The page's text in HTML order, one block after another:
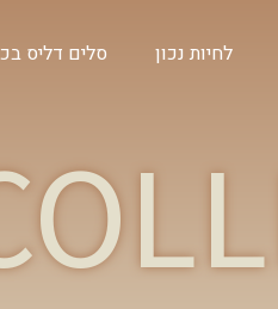
לחיות נכון סלים דליס